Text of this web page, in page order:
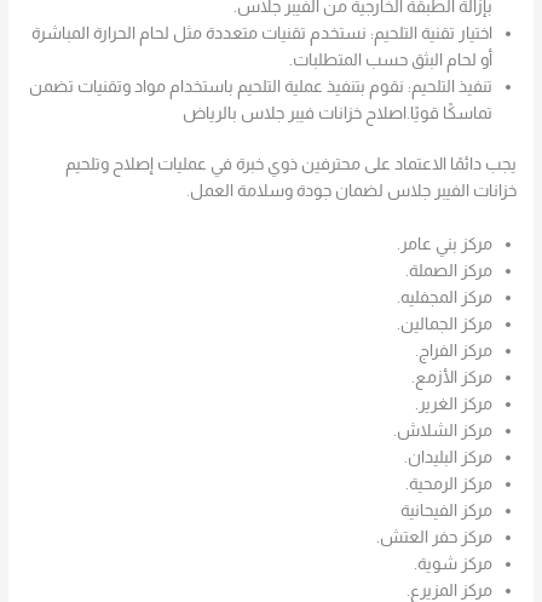
بإزالة الطبقة الخارجية من الفيبر جلاس.
اختيار تقنية التلحيم: نستخدم تقنيات متعددة مثل لحام الحرارة المباشرة
أو لحام البثق حسب المتطلبات.
تنفيذ التلحيم: نقوم بتنفيذ عملية التلحيم باستخدام مواد وتقنيات تضمن
تماسكًا قويًا.اصلاح خزانات فيبر جلاس بالرياض
يجب دائمًا الاعتماد على محترفين ذوي خبرة في عمليات إصلاح وتلحيم
خزانات الفيبر جلاس لضمان جودة وسلامة العمل.
مركز بني عامر.
مركز الصملة.
مركز المجفليه.
مركز الجمالين.
مركز الفراج.
مركز الأزمع.
مركز الغرير.
مركز الشلاش.
مركز البليدان.
مركز الرمحية.
مركز الفيحانية
مركز حفر العتش.
مركز شوية.
مركز المزيرع.